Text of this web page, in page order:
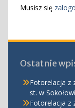
Musisz się
Ostatnie
Fotorelacja z
st. w
Fotorelacja z